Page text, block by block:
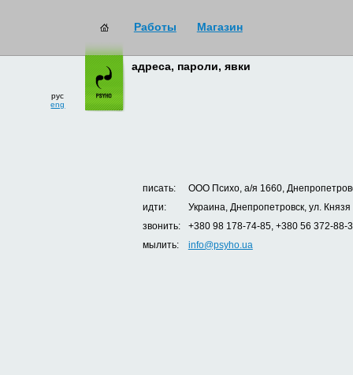
Работы Магазин
рус
eng
адреса, пароли, явки
писать:
ООО Психо, а/я 1660,
идти:
Украина, Днепропетровск, ул.
звонить:
+380 98 178-74-85, +380 56 372-88-
мылить:
info@psyho.ua